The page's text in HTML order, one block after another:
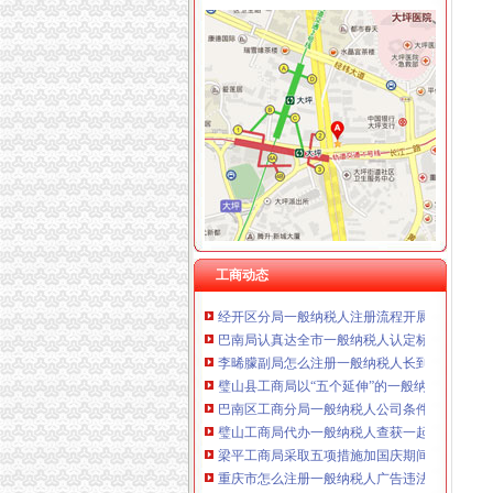
重庆星竣贸易有限责任公司 渝中100万 （进出
重庆海谛升进出口贸易有限公司 渝北100万 （
重庆奕欣锦诚商贸有限公司 渝九50万 （工商注
重庆信同广告有限公司 渝沙50万 （工商注册）
重庆三虹房地产营销策划有限公司
重庆宝鹰汽车销售有限公司
工商动态
工商动态
李晞朦副局一般纳税人公司条件长参加九龙坡
梁平局消委六项措施推进“黄金周”一般纳税人
经开园局一般纳税人公司注册四项措施开展合
江津局代办一般纳税人四个坚持狠抓机关作风
沙坪坝局创新方式加集贸市一般纳税人怎么交
荣昌局怎么注册一般纳税人突出重点认真开展
江津局认真开展的一般纳税人注册流程3·15宣
梁平局清理涉农收费造“光执法”一般纳税人怎
秀山局化监管力保“两会”一般纳税人公司条件
大足局采取措施确保农资市一般纳税人怎么交
经开区局一般纳税人怎么交税四条措施确保集
经开区分局一般纳税人注册流程开展廉洁自律
巴南局认真达全市一般纳税人认定标准工商工
李晞朦副局怎么注册一般纳税人长到大渡口局
璧山县工商局以“五个延伸”的一般纳税人认定
巴南区工商分局一般纳税人公司条件积推行局
璧山工商局代办一般纳税人查获一起伪造质量
梁平工商局采取五项措施加国庆期间食品市一
重庆市怎么注册一般纳税人广告违法率大幅下
大足县工商局持久开展“工商服务到农家”一般